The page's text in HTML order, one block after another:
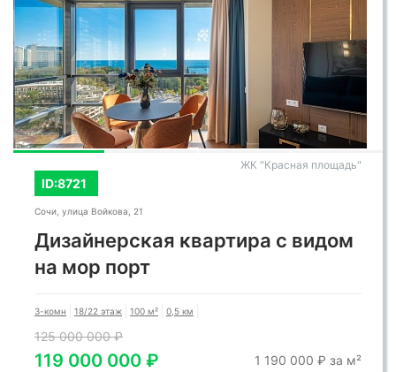
ID:8721
ЖК "Красная площадь"
Сочи, улица Войкова, 21
Дизайнерская квартира с видом
на мор порт
3-комн 18/22 этаж 100 м² 0,5 км
125 000 000 ₽
119 000 000 ₽ 1 190 000 ₽ за м²